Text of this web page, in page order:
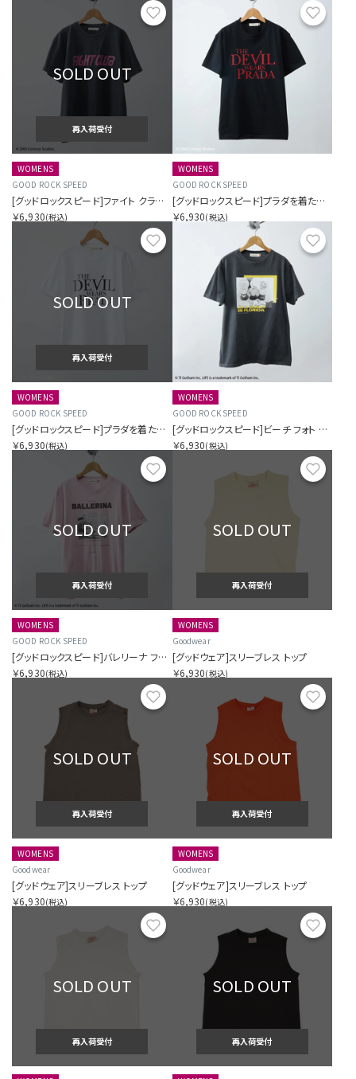
お気に入り
SOLD OUT
再入荷受付
WOMENS
GOOD ROCK SPEED
[グッドロックスピード]ファイト クラブ ティー
￥6,930(税込)
WOMENS
GOOD ROCK SPEED
[グッドロックスピード]プラダを着た悪魔 ティー
￥6,930(税込)
お気に入り
SOLD OUT
再入荷受付
WOMENS
GOOD ROCK SPEED
[グッドロックスピード]プラダを着た悪魔 ティー
￥6,930(税込)
WOMENS
GOOD ROCK SPEED
[グッドロックスピード]ビーチ フォト グラフィック ティー
￥6,930(税込)
お気に入り
SOLD OUT
再入荷受付
WOMENS
GOOD ROCK SPEED
[グッドロックスピード]バレリーナ フォト グラフィック ティー
￥6,930(税込)
SOLD OUT
再入荷受付
WOMENS
Goodwear
[グッドウェア]スリーブレス トップ
￥6,930(税込)
お気に入り
SOLD OUT
再入荷受付
WOMENS
Goodwear
[グッドウェア]スリーブレス トップ
￥6,930(税込)
SOLD OUT
再入荷受付
WOMENS
Goodwear
[グッドウェア]スリーブレス トップ
￥6,930(税込)
お気に入り
SOLD OUT
再入荷受付
SOLD OUT
再入荷受付